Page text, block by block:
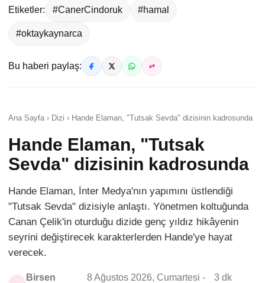
Etiketler: #CanerCindoruk #hamal
#oktaykaynarca
Bu haberi paylaş:
Ana Sayfa › Dizi › Hande Elaman, "Tutsak Sevda" dizisinin kadrosunda
Hande Elaman, "Tutsak
Sevda" dizisinin kadrosunda
Hande Elaman, İnter Medya'nın yapımını üstlendiği
"Tutsak Sevda" dizisiyle anlaştı. Yönetmen koltuğunda
Canan Çelik'in oturduğu dizide genç yıldız hikâyenin
seyrini değiştirecek karakterlerden Hande'ye hayat
verecek.
Birsen
8 Ağustos 2026, Cumartesi -
3 dk